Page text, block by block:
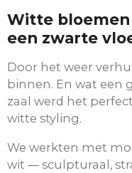
Witte
een zwarte
Door het weer
binnen. En wat een
zaal werd het
witte styling.
We werkten met
wit — sculpturaal,